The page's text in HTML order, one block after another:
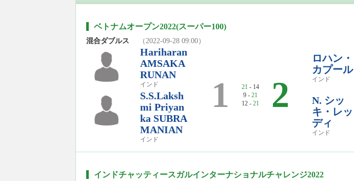
ベトナムオープン2022(スーパー100)
混合ダブルス （2022-09-28 09:00）
Hariharan
AMSAKA
RUNAN
インド
S.S.Laksh
mi Priyan
ka SUBRA
MANIAN
インド
1 21 - 14
9 - 21
12 - 21 2
ロハン・
カプール
インド
N. シッ
キ・レッ
ディ
インド
インドチャッティースガルインターナショナルチャレンジ2022